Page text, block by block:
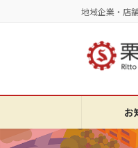
へ
ッ
ョ
移
地域企業・店
お